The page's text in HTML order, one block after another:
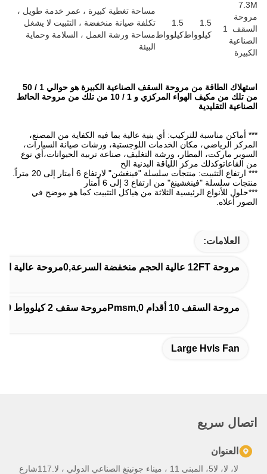
تغطية كبيرة ، عمر خدمة طويل ،
صيانة منخفضة ، التثبيت لا يشغل
ورشة العمل ، السلامة وحماية
استهلاك الطاقة من مروحة السقف الصناعية الكبيرة هو حوالي 1 / 50
من تلك من مكيف الهواء المركزي و 1 / 10 من تلك من مروحة الحائط
عالية بما فيه الكفاية من المصنع،
ورشات صيانة السيارات،
صناعة تربية الحيوانات،أي نوع
الخ
6 أمتار إلى 20 متراً.
أمتار
من هياكل التثبيت كما هو موضح في
لا، لا، لا5، المبنى 11 ، ميناء جونينغ الصناعي الدولي ، لا.117شارع